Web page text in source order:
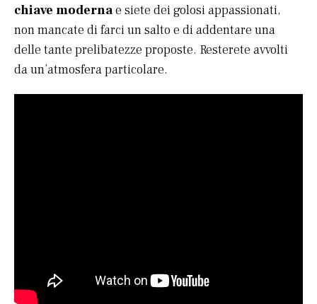
chiave modernae siete dei golosi appassionati,
non mancate di farci un salto e di addentare una
delle tante prelibatezze proposte. Resterete avvolti
da un’atmosfera particolare.